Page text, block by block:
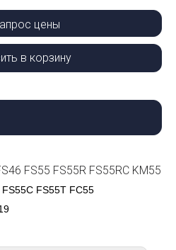
цены
в корзину
FS55 FS55R FS55RC KM55
FS55T FC55